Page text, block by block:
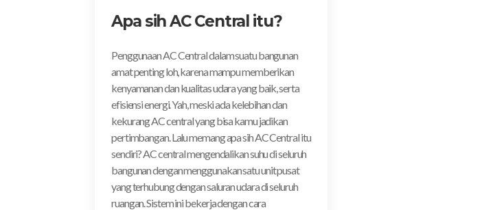
Apa sih AC Central itu?
Penggunaan AC Central dalam suatu bangunan
amat penting loh, karena mampu memberikan
kenyamanan dan kualitas udara yang baik, serta
efisiensi energi. Yah, meski ada kelebihan dan
kekurang AC central yang bisa kamu jadikan
pertimbangan. Lalu memang apa sih AC Central itu
sendiri? AC central mengendalikan suhu di seluruh
bangunan dengan menggunakan satu unit pusat
yang terhubung dengan saluran udara di seluruh
ruangan. Sistem ini bekerja dengan cara